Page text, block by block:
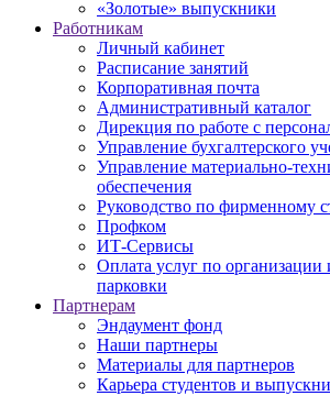
«Золотые» выпускники
Работникам
Личный кабинет
Расписание занятий
Корпоративная почта
Административный каталог
Дирекция по работе с
Управление бухгалтерского
Управление материально-
обеспечения
Руководство по фирменному
Профком
ИТ-Сервисы
Оплата услуг по организации
парковки
Партнерам
Эндаумент фонд
Наши партнеры
Материалы для партнеров
Карьера студентов и